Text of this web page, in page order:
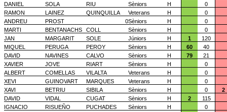
DANIEL
SOLA RIU Sèniors H
0
RAMON
LAINEZ QUINQUILLA Veterans H
0
ANDREU
PROST 0Sèniors H
0
MARTI
BENTANACHS COLL Sèniors H
0
JAN
MARGARIT SOLE Júniors H 1
120
MIQUEL
PERUGA PEROY Sèniors H 60
40
DAVID
NAVINES CALVO Sèniors H 79
21
XAVIER
JOVE RIART Sèniors H
0
ALBERT
COMELLAS VILALTA Veterans H
0
XEVI
GUINOVART MARQUES Veterans H
0
XAVI
BETRIU SIBILA Sèniors H 0
2
DAVID
VIDAL CUGAT Sèniors H 2
115
IGNACIO
RISUEÑO PUCHADES Sèniors H
0